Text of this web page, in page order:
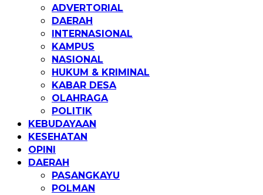
ADVERTORIAL
DAERAH
INTERNASIONAL
KAMPUS
NASIONAL
HUKUM & KRIMINAL
KABAR DESA
OLAHRAGA
POLITIK
KEBUDAYAAN
KESEHATAN
OPINI
DAERAH
PASANGKAYU
POLMAN